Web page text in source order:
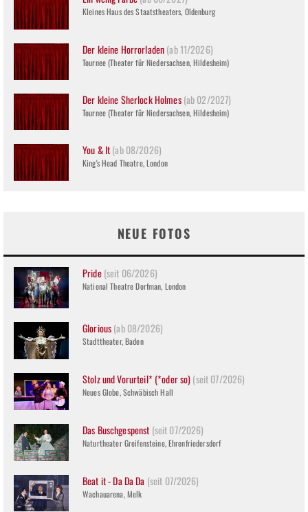
Kleines Haus des Staatstheaters, Oldenburg
Der kleine Horrorladen(ab 11/2026)
Tournee (Theater für Niedersachsen, Hildesheim)
Der kleine Sherlock Holmes(ab 02/2027)
Tournee (Theater für Niedersachsen, Hildesheim)
You & It(ab 08/2026)
King's Head Theatre, London
NEUE FOTOS
Pride(seit 06/2026)
National Theatre Dorfman, London
Glorious(ab 08/2026)
Stadttheater, Baden
Stolz und Vorurteil* (*oder so)(seit 07/2026)
Neues Globe, Schwäbisch Hall
Das Buschgespenst (seit 07/2026)
Naturtheater Greifensteine, Ehrenfriedersdorf
Beat it - Da Da Da (seit 07/2026)
Wachauarena, Melk